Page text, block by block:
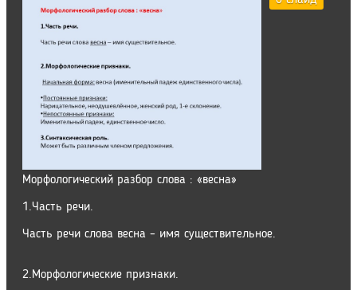
Морфологический разбор слова : «весна»
1.Часть речи.
Часть речи слова весна – имя существительное.
2.Морфологические признаки.